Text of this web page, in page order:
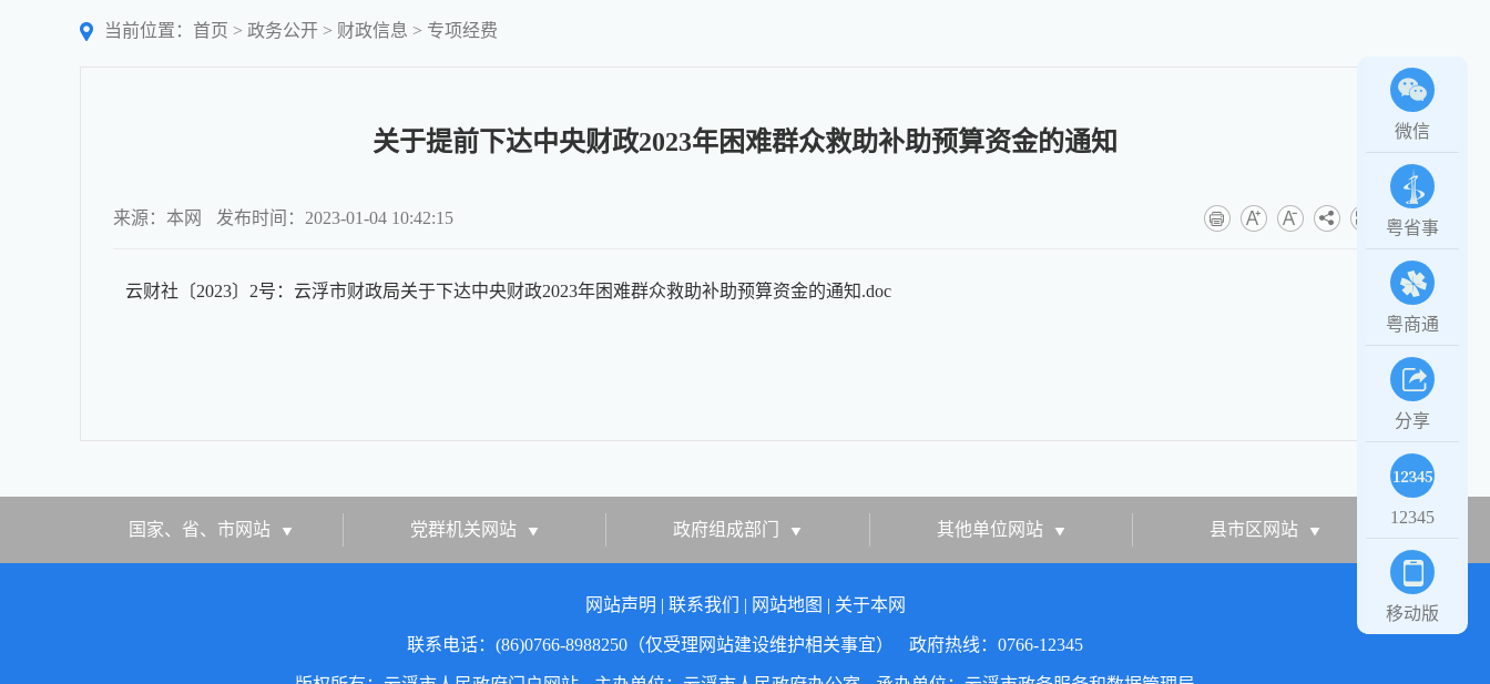
当前位置： 首页 > 政务公开 > 财政信息 > 专项经费
关于提前下达中央财政2023年困难群众救助补助预算资金的通知
来源：本网 发布时间：2023-01-04 10:42:15
云财社〔2023〕2号：云浮市财政局关于下达中央财政2023年困难群众救助补助预算资金的通知.doc
国家、省、市网站 党群机关网站 政府组成部门 其他单位网站 县市区网站
网站声明 | 联系我们 | 网站地图 | 关于本网
联系电话：(86)0766-8988250（仅受理网站建设维护相关事宜） 政府热线：0766-12345
微信
粤省事
粤商通
分享
12345
移动版